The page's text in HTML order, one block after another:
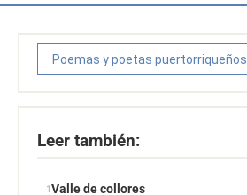
Poemas y poetas puertorriqueños
Leer también:
Valle de collores